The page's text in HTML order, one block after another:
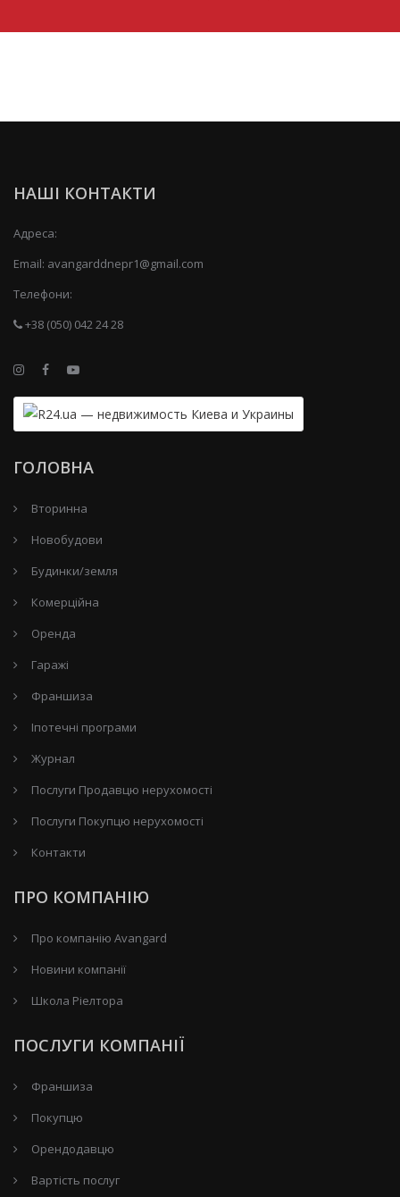
НАШІ КОНТАКТИ
Адреса:
Email: avangarddnepr1@gmail.com
Телефони:
+38 (050) 042 24 28
ГОЛОВНА
Вторинна
Новобудови
Будинки/земля
Комерційна
Оренда
Гаражі
Франшиза
Іпотечні програми
Журнал
Послуги Продавцю нерухомості
Послуги Покупцю нерухомості
Контакти
ПРО КОМПАНІЮ
Про компанію Avangard
Новини компанії
Школа Ріелтора
ПОСЛУГИ КОМПАНІЇ
Франшиза
Покупцю
Орендодавцю
Вартість послуг